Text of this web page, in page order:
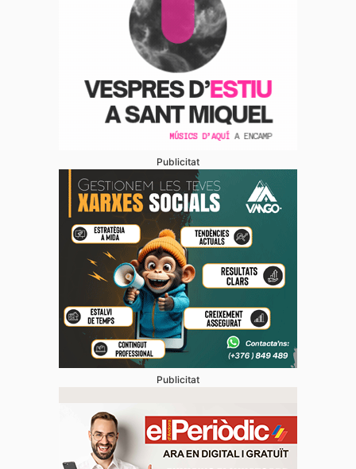
Publicitat
Publicitat